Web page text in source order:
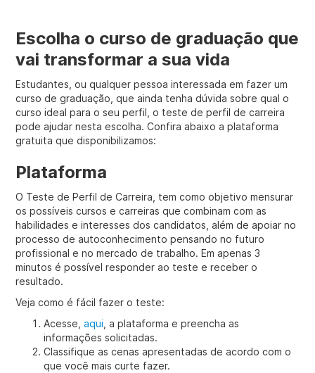
Escolha o curso de graduação que
vai transformar a sua vida
Estudantes, ou qualquer pessoa interessada em fazer um
curso de graduação, que ainda tenha dúvida sobre qual o
curso ideal para o seu perfil, o teste de perfil de carreira
pode ajudar nesta escolha. Confira abaixo a plataforma
gratuita que disponibilizamos:
Plataforma
O Teste de Perfil de Carreira, tem como objetivo mensurar
os possíveis cursos e carreiras que combinam com as
habilidades e interesses dos candidatos, além de apoiar no
processo de autoconhecimento pensando no futuro
profissional e no mercado de trabalho. Em apenas 3
minutos é possível responder ao teste e receber o
resultado.
Veja como é fácil fazer o teste:
Acesse,aqui , a plataforma e preencha as
informações solicitadas.
Classifique as cenas apresentadas de acordo com o
que você mais curte fazer.